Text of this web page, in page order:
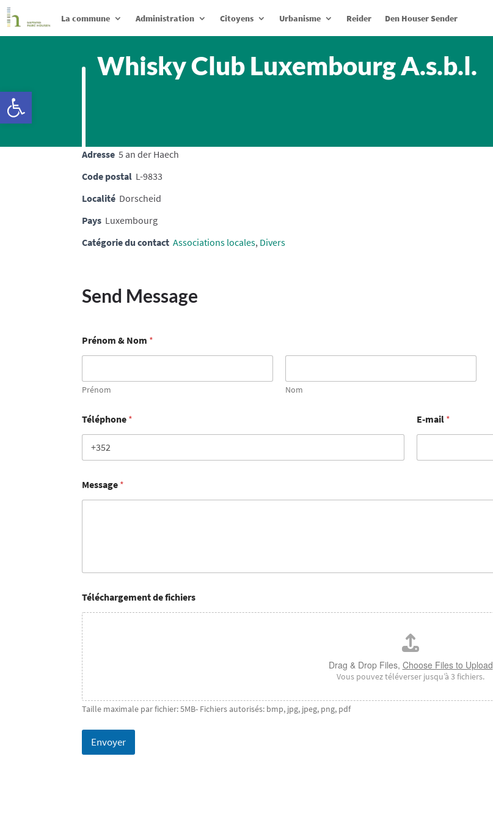
La commune Administration Citoyens Urbanisme Reider Den Houser Sender
Whisky Club Luxembourg A.s.b.l.
Adresse 5 an der Haech
Code postal L-9833
Localité Dorscheid
Pays Luxembourg
Catégorie du contact Associations locales, Divers
Send Message
Prénom & Nom *
Prénom Nom
Téléphone * E-mail *
Message *
Téléchargement de fichiers
Drag & Drop Files, Choose Files to Upload
Vous pouvez téléverser jusqu’à 3 fichiers.
Taille maximale par fichier: 5MB- Fichiers autorisés: bmp, jpg, jpeg, png, pdf
Envoyer
Ouvrir la barre d’outils